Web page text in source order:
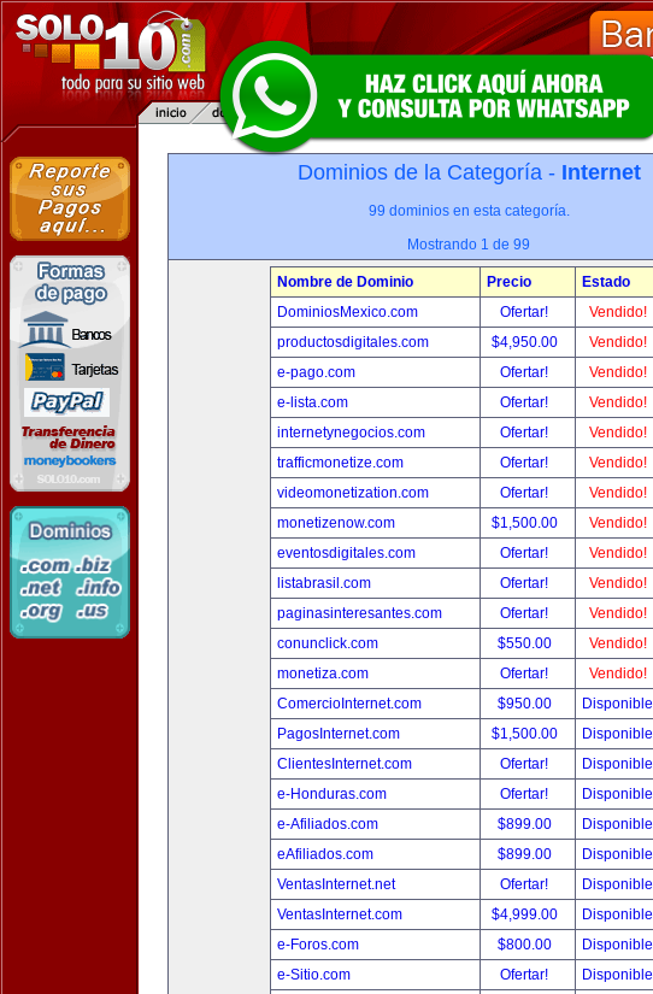
Dominios de la Categoría - Internet
99 dominios en esta categoría.
Mostrando 1 de 99
Nombre de Dominio Precio
Estado
DominiosMexico.com
Ofertar!
Vendido!
productosdigitales.com
$4,950.00
Vendido!
e-pago.com
Ofertar!
Vendido!
e-lista.com
Ofertar!
Vendido!
internetynegocios.com
Ofertar!
Vendido!
trafficmonetize.com
Ofertar!
Vendido!
videomonetization.com
Ofertar!
Vendido!
monetizenow.com
$1,500.00
Vendido!
eventosdigitales.com
Ofertar!
Vendido!
listabrasil.com
Ofertar!
Vendido!
paginasinteresantes.com
Ofertar!
Vendido!
conunclick.com
$550.00
Vendido!
monetiza.com
Ofertar!
Vendido!
ComercioInternet.com
$950.00
Disponible
PagosInternet.com
$1,500.00
Disponible
ClientesInternet.com
Ofertar!
Disponible
e-Honduras.com
Ofertar!
Disponible
e-Afiliados.com
$899.00
Disponible
eAfiliados.com
$899.00
Disponible
VentasInternet.net
Ofertar!
Disponible
VentasInternet.com
$4,999.00
Disponible
e-Foros.com
$800.00
Disponible
e-Sitio.com
Ofertar!
Disponible